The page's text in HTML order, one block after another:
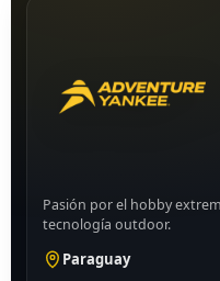
Pasión por el hobby
tecnología outdoor.
Paraguay